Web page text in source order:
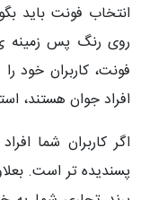
انتخاب فونت باید
روی رنگ پس زمینه
فونت، کاربران خود
افراد جوان هستند،
اگر کاربران شما
پسندیده تر است.